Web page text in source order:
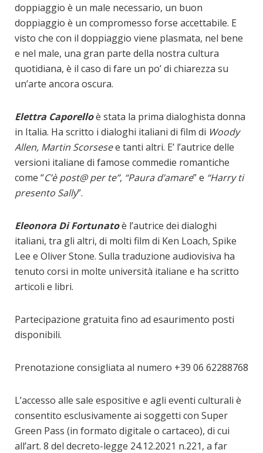
doppiaggio è un male necessario, un buon
doppiaggio è un compromesso forse accettabile. E
visto che con il doppiaggio viene plasmata, nel bene
e nel male, una gran parte della nostra cultura
quotidiana, è il caso di fare un po’ di chiarezza su
un’arte ancora oscura.
Elettra Caporelloè stata la prima dialoghista donna
in Italia. Ha scritto i dialoghi italiani di film di Woody
Allen, Martin Scorsesee tanti altri. E’ l’autrice delle
versioni italiane di famose commedie romantiche
come “C’è post@ per te”, “Paura d’amare” e “Harry ti
presento Sally”.
Eleonora Di Fortunatoè l’autrice dei dialoghi
italiani, tra gli altri, di molti film di Ken Loach, Spike
Lee e Oliver Stone. Sulla traduzione audiovisiva ha
tenuto corsi in molte università italiane e ha scritto
articoli e libri.
Partecipazione gratuita fino ad esaurimento posti
disponibili.
Prenotazione consigliata al numero +39 06 62288768
L’accesso alle sale espositive e agli eventi culturali è
consentito esclusivamente ai soggetti con Super
Green Pass (in formato digitale o cartaceo), di cui
all’art. 8 del decreto-legge 24.12.2021 n.221, a far